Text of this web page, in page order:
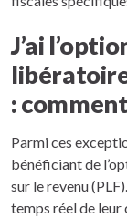
J’ai
:
Parmi ces
bénéficiant de
sur le revenu
temps réel de leur